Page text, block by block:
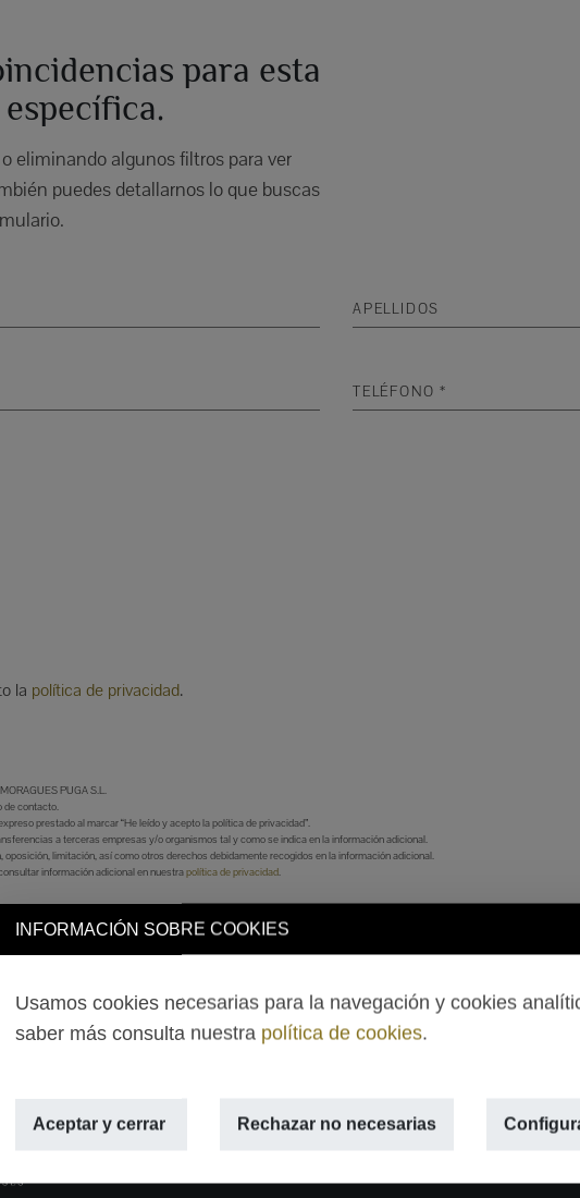
INFORMACIÓN SOBRE COOKIES
Usamos cookies necesarias para la navegación y cookies
saber más consulta nuestra política de cookies.
Aceptar y cerrar Rechazar no necesarias
para esta
eliminando algunos filtros para ver
puedes detallarnos lo que buscas
la política de privacidad.
PUGA S.L.
de contacto.
prestado al marcar “He leído y acepto la política de privacidad”.
a terceras empresas y/o organismos tal y como se indica en la información adicional.
oposición, limitación, así como otros derechos debidamente recogidos en la información adicional.
información adicional en nuestrapolítica de privacidad.